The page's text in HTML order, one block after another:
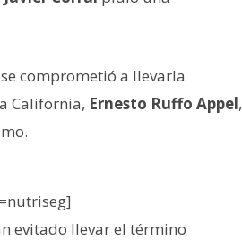
comprometió a llevarla
California, Ernesto Ruffo Appel,
evitado llevar el término